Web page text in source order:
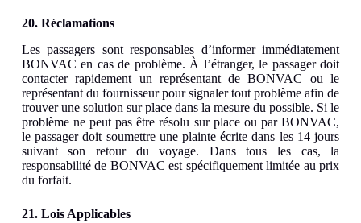
20. Réclamations
Les passagers sont responsables d’informer immédiatement
BONVAC en cas de problème. À l’étranger, le passager doit
contacter rapidement un représentant de BONVAC ou le
représentant du fournisseur pour signaler tout problème afin de
trouver une solution sur place dans la mesure du possible. Si le
problème ne peut pas être résolu sur place ou par BONVAC,
le passager doit soumettre une plainte écrite dans les 14 jours
suivant son retour du voyage. Dans tous les cas, la
responsabilité de BONVAC est spécifiquement limitée au prix
du forfait.
21. Lois Applicables